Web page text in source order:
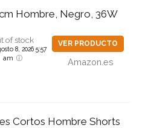
Hombre, Negro, 36W
of stock
8, 2026 5:57
am
VER PRODUCTO
Amazon.es
Cortos Hombre Shorts